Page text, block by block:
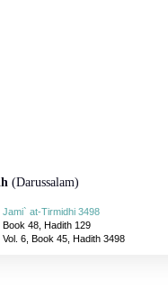
(Darussalam)
Jami` at-Tirmidhi 3498
Book 48, Hadith 129
Vol. 6, Book 45, Hadith 3498